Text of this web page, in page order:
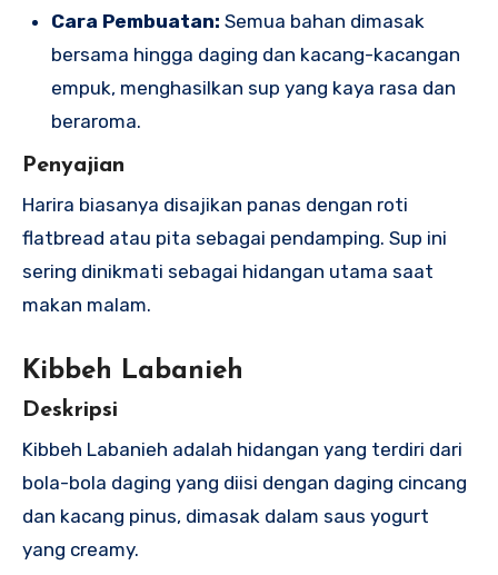
Cara Pembuatan: Semua bahan dimasak
bersama hingga daging dan kacang-kacangan
empuk, menghasilkan sup yang kaya rasa dan
beraroma.
Penyajian
Harira biasanya disajikan panas dengan roti
flatbread atau pita sebagai pendamping. Sup ini
sering dinikmati sebagai hidangan utama saat
makan malam.
Kibbeh Labanieh
Deskripsi
Kibbeh Labanieh adalah hidangan yang terdiri dari
bola-bola daging yang diisi dengan daging cincang
dan kacang pinus, dimasak dalam saus yogurt
yang creamy.